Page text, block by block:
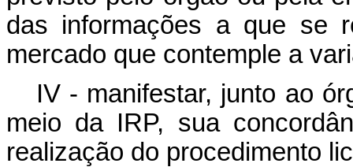
das informações a que se
mercado que contemple a
IV - manifestar, junto ao
meio da IRP, sua
realização do procedimento